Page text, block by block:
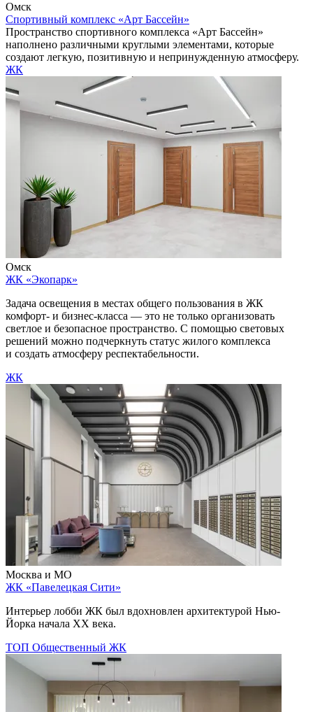
Омск
Спортивный комплекс «Арт Бассейн»
Пространство спортивного комплекса «Арт Бассейн»
наполнено различными круглыми элементами, которые
создают легкую, позитивную и непринужденную атмосферу.
ЖК
Омск
ЖК «Экопарк»
Задача освещения в местах общего пользования в ЖК
комфорт- и бизнес-класса — это не только организовать
светлое и безопасное пространство. С помощью световых
решений можно подчеркнуть статус жилого комплекса
и создать атмосферу респектабельности.
ЖК
Москва и МО
ЖК «Павелецкая Сити»
Интерьер лобби ЖК был вдохновлен архитектурой Нью-
Йорка начала ХХ века.
ТОП Общественный ЖК